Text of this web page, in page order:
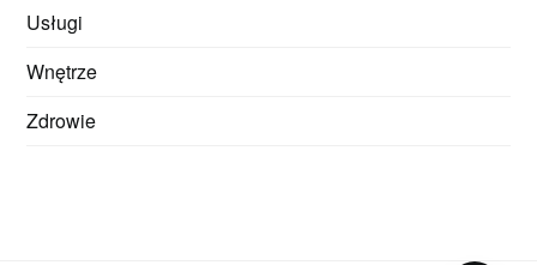
Usługi
Wnętrze
Zdrowie